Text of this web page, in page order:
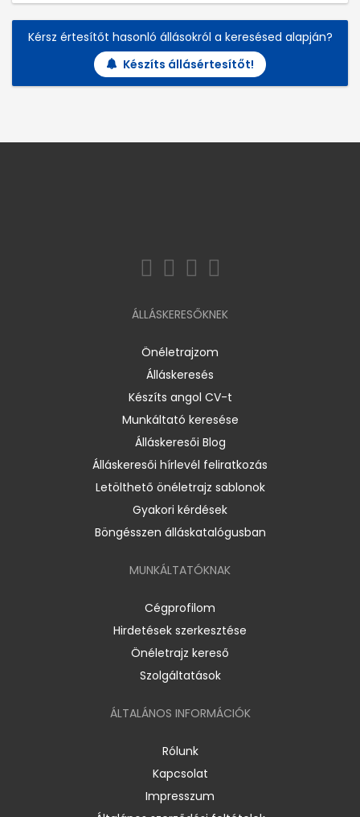
Kérsz értesítőt hasonló állásokról a keresésed alapján?
Készíts állásértesítőt!
ÁLLÁSKERESŐKNEK
Önéletrajzom
Álláskeresés
Készíts angol CV-t
Munkáltató keresése
Álláskeresői Blog
Álláskeresői hírlevél feliratkozás
Letölthető önéletrajz sablonok
Gyakori kérdések
Böngésszen álláskatalógusban
MUNKÁLTATÓKNAK
Cégprofilom
Hirdetések szerkesztése
Önéletrajz kereső
Szolgáltatások
ÁLTALÁNOS INFORMÁCIÓK
Rólunk
Kapcsolat
Impresszum